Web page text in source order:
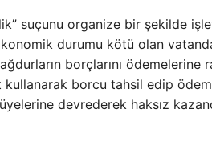
suçunu organize bir şekilde
durumu kötü olan
borçlarını ödemelerine
borcu tahsil edip
devrederek haksız